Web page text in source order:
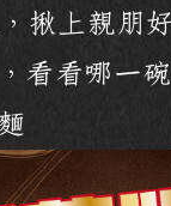
揪上親朋
看看哪一